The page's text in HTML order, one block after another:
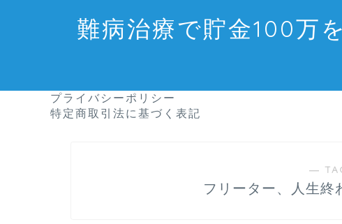
難病治療で貯金100万
プライバシーポリシー
特定商取引法に基づく表記
―
フリーター、人生終